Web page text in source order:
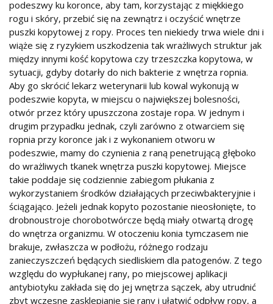
podeszwy ku koronce, aby tam, korzystając z miękkiego
rogu i skóry, przebić się na zewnątrz i oczyścić wnętrze
puszki kopytowej z ropy. Proces ten niekiedy trwa wiele dni i
wiąże się z ryzykiem uszkodzenia tak wrażliwych struktur jak
między innymi kość kopytowa czy trzeszczka kopytowa, w
sytuacji, gdyby dotarły do nich bakterie z wnętrza ropnia.
Aby go skrócić lekarz weterynarii lub kowal wykonują w
podeszwie kopyta, w miejscu o największej bolesności,
otwór przez który upuszczona zostaje ropa. W jednym i
drugim przypadku jednak, czyli zarówno z otwarciem się
ropnia przy koronce jak i z wykonaniem otworu w
podeszwie, mamy do czynienia z raną penetrującą głęboko
do wrażliwych tkanek wnętrza puszki kopytowej. Miejsce
takie poddaje się codziennie zabiegom płukania z
wykorzystaniem środków działających przeciwbakteryjnie i
ściągająco. Jeżeli jednak kopyto pozostanie nieosłonięte, to
drobnoustroje chorobotwórcze będą miały otwartą drogę
do wnętrza organizmu. W otoczeniu konia tymczasem nie
brakuje, zwłaszcza w podłożu, różnego rodzaju
zanieczyszczeń będących siedliskiem dla patogenów. Z tego
względu do wypłukanej rany, po miejscowej aplikacji
antybiotyku zakłada się do jej wnętrza sączek, aby utrudnić
zbyt wczesne zasklepianie się rany i ułatwić odpływ ropy, a